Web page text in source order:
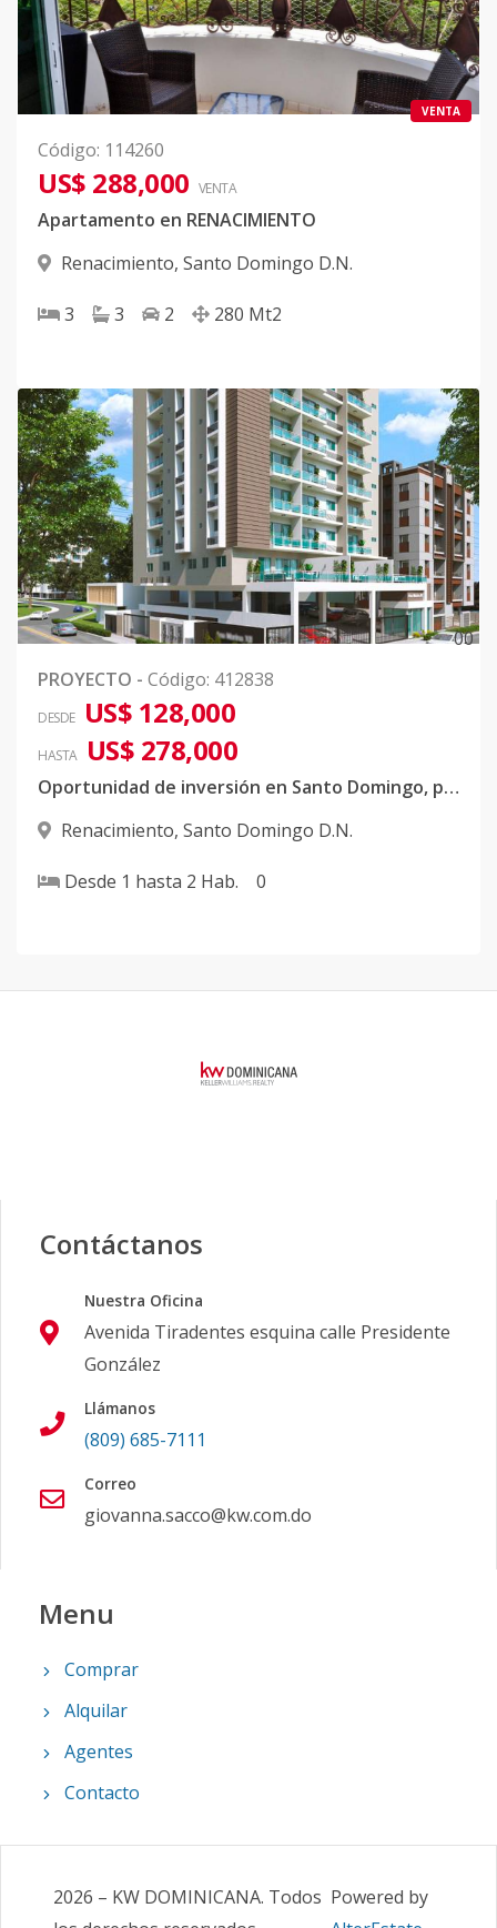
VENTA
Código: 114260
US$ 288,000 VENTA
Apartamento en RENACIMIENTO
Renacimiento, Santo Domingo D.N.
3 3 2 280 Mt2
00
PROYECTO - Código: 412838
DESDE US$ 128,000
HASTA US$ 278,000
Oportunidad de inversión en Santo Domingo, proyecto de apartamentos en construcción
Renacimiento, Santo Domingo D.N.
Desde 1 hasta 2 Hab. 0
Contáctanos
Nuestra Oficina
Avenida Tiradentes esquina calle Presidente
González
Llámanos
(809) 685-7111
Correo
giovanna.sacco@kw.com.do
Menu
Comprar
Alquilar
Agentes
Contacto
2026 – KW DOMINICANA. Todos Powered by